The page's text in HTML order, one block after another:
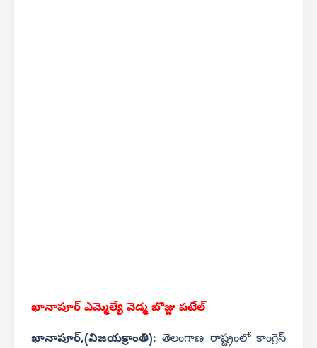
ఖానాపూర్ ఎమ్మెల్యే వెడ్మ బొజ్జు పటేల్
ఖానాపూర్,(విజయక్రాంతి): తెలంగాణ రాష్ట్రంలో కాంగ్రెస్